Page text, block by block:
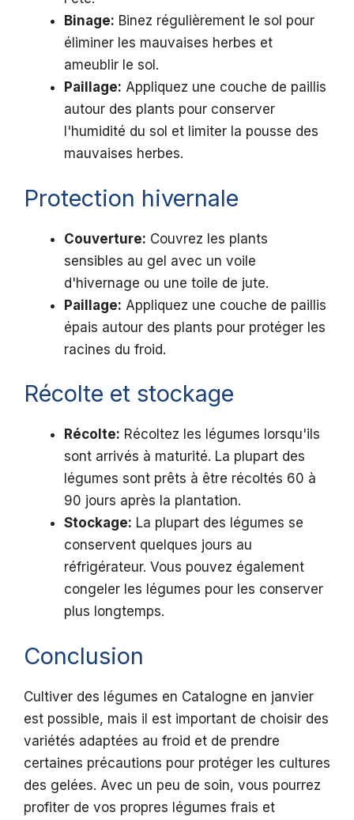
Binage: Binez régulièrement le sol pour
éliminer les mauvaises herbes et
ameublir le sol.
Paillage: Appliquez une couche de paillis
autour des plants pour conserver
l'humidité du sol et limiter la pousse des
mauvaises herbes.
Protection hivernale
Couverture: Couvrez les plants
sensibles au gel avec un voile
d'hivernage ou une toile de jute.
Paillage: Appliquez une couche de paillis
épais autour des plants pour protéger les
racines du froid.
Récolte et stockage
Récolte: Récoltez les légumes lorsqu'ils
sont arrivés à maturité. La plupart des
légumes sont prêts à être récoltés 60 à
90 jours après la plantation.
Stockage: La plupart des légumes se
conservent quelques jours au
réfrigérateur. Vous pouvez également
congeler les légumes pour les conserver
plus longtemps.
Conclusion
Cultiver des légumes en Catalogne en janvier
est possible, mais il est important de choisir des
variétés adaptées au froid et de prendre
certaines précautions pour protéger les cultures
des gelées. Avec un peu de soin, vous pourrez
profiter de vos propres légumes frais et